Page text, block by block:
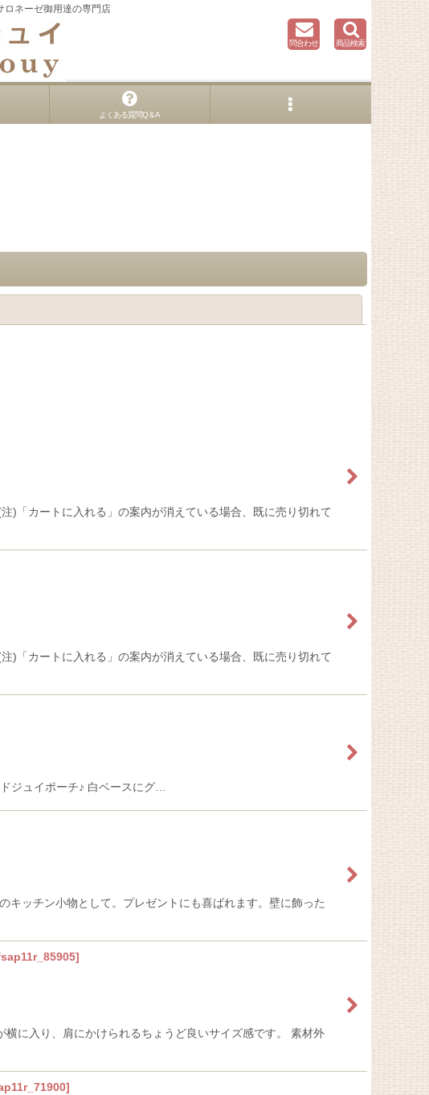
ロネーゼ御用達の専門店
問合わせ 商品検索
よくある質問Q＆A
)「カートに入れる」の案内が消えている場合、既に売り切れて
)「カートに入れる」の案内が消えている場合、既に売り切れて
ジュイポーチ♪ 白ベースにグ…
ッチン小物として。プレゼントにも喜ばれます。壁に飾った
]
に入り、肩にかけられるちょうど良いサイズ感です。 素材外
]